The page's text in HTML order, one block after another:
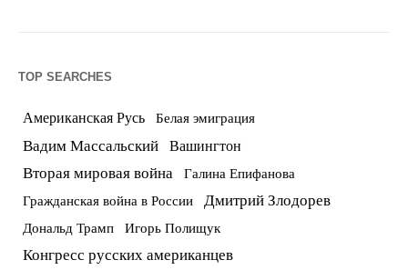
TOP SEARCHES
Американская Русь Белая эмиграция
Вадим Массальский Вашингтон
Вторая мировая война Галина Епифанова
Гражданская война в России Дмитрий Злодорев
Дональд Трамп Игорь Полищук
Конгресс русских американцев